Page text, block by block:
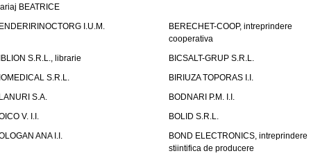
BEATRICE
I.U.M.
BERECHET-COOP, intreprindere
cooperativa
S.R.L., librarie
BICSALT-GRUP S.R.L.
S.R.L.
BIRIUZA TOPORAS I.I.
S.A.
BODNARI P.M. I.I.
V. I.I.
BOLID S.R.L.
ANA I.I.
BOND ELECTRONICS, intreprindere
stiintifica de producere